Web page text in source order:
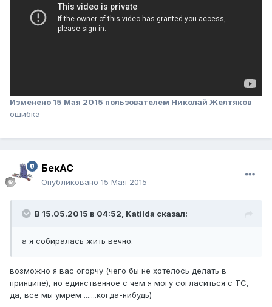
Изменено 15 Мая 2015 пользователем Николай Желтяков
ошибка
БекАС
Опубликовано 15 Мая 2015
В 15.05.2015 в 04:52, Katilda сказал:
а я собиралась жить вечно.
​возможно я вас огорчу (чего бы не хотелось делать в
принципе), но единственное с чем я могу согласиться с ТС,
да, все мы умрем .......когда-нибудь)